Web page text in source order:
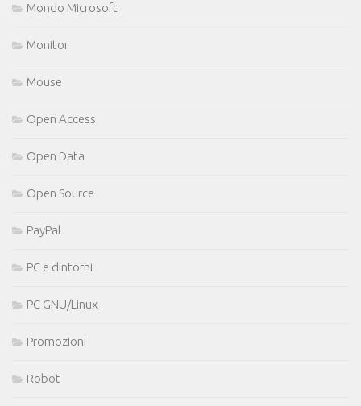
Mondo Microsoft
Monitor
Mouse
Open Access
Open Data
Open Source
PayPal
PC e dintorni
PC GNU/Linux
Promozioni
Robot